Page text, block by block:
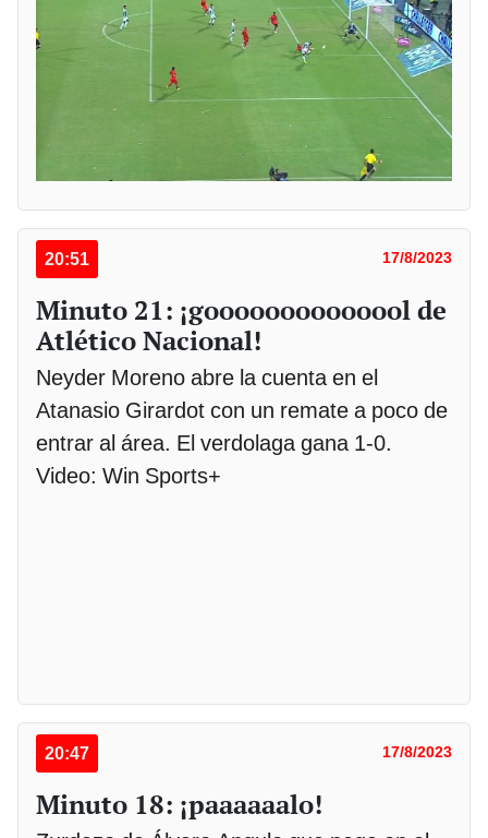
20:51 17/8/2023
Minuto 21: ¡goooooooooooool de
Atlético Nacional!
Neyder Moreno abre la cuenta en el
Atanasio Girardot con un remate a poco de
entrar al área. El verdolaga gana 1-0.
Video: Win Sports+
20:47 17/8/2023
Minuto 18: ¡paaaaaalo!